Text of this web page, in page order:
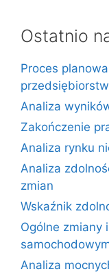
Ostatnio
Proces
Analiza
Zakończenie
Analiza rynku
Analiza
zmian
Wskaźnik
Ogólne zmiany
Analiza